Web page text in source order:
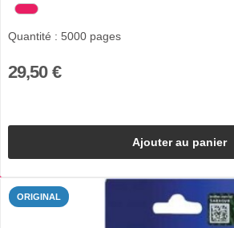
Quantité : 5000 pages
29,50 €
Ajouter au panier
ORIGINAL